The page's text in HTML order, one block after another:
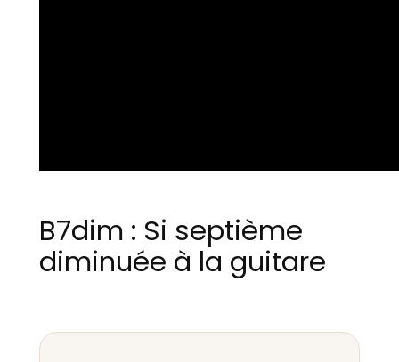
B7dim : Si septième
diminuée à la guitare